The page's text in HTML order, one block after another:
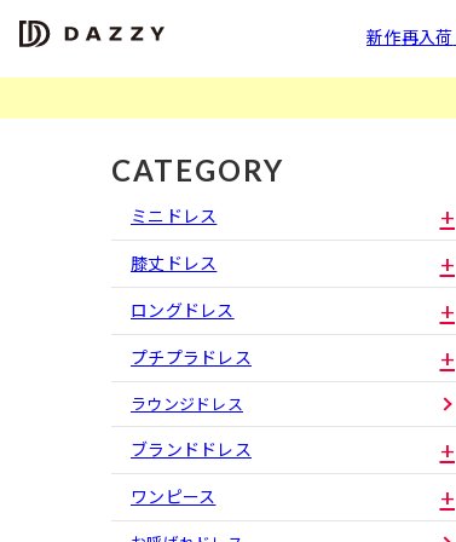
新作再入荷
CATEGORY
ミニドレス
膝丈ドレス
ロングドレス
プチプラドレス
ラウンジドレス
ブランドドレス
ワンピース